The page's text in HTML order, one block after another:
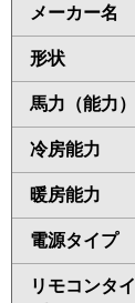
メーカー名
形状
馬力（能力）
冷房能力
暖房能力
電源タイプ
リモコンタイ